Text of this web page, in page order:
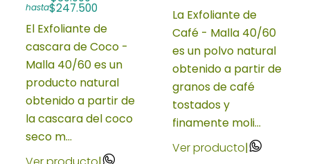
hasta$247.500
El Exfoliante de
cascara de Coco -
Malla 40/60 es un
producto natural
obtenido a partir de
la cascara del coco
seco m...
La Exfoliante de
Café - Malla 40/60
es un polvo natural
obtenido a partir de
granos de café
tostados y
finamente moli...
Ver producto|